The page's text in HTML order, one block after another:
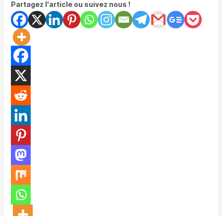
Partagez l'article ou suivez nous !